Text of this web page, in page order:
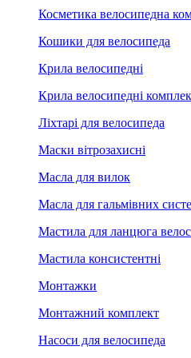
Косметика велосипедна
Кошики для велосипеда
Крила велосипедні
Крила велосипедні
Ліхтарі для велосипеда
Маски вітрозахисні
Масла для вилок
Масла для гальмівних
Мастила для ланцюга
Мастила консистентні
Монтажки
Монтажний комплект
Насоси для велосипеда